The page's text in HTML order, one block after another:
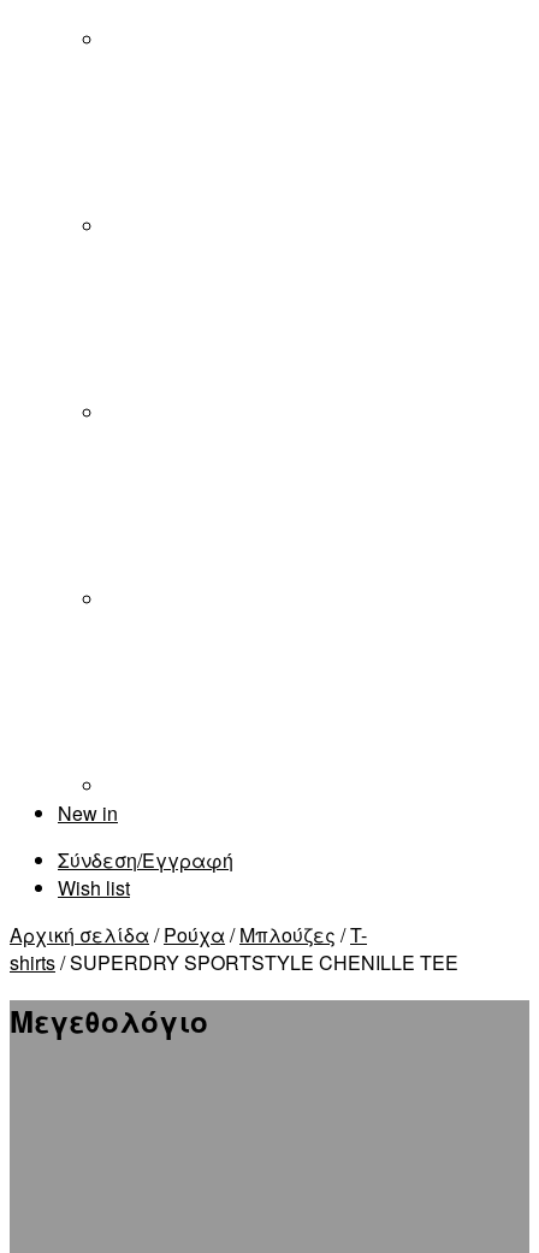
New in
Σύνδεση/Εγγραφή
Wish list
Αρχική σελίδα /Ρούχα /Μπλούζες /T-
shirts/ SUPERDRY SPORTSTYLE CHENILLE TEE
Μεγεθολόγιο